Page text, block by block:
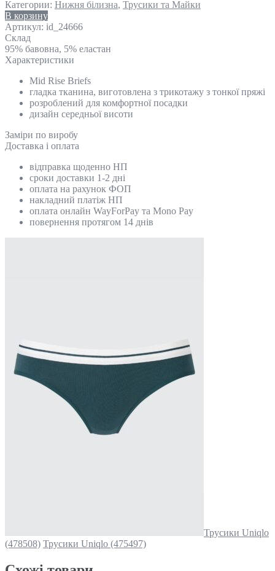
Категории: Нижня білизна, Трусики та Майки
В корзину
Артикул: id_24666
Склад
95% бавовна, 5% еластан
Характеристики
Mid Rise Briefs
гладка тканина, виготовлена ​​з трикотажу з тонкої пряжі
розроблений для комфортної посадки
дизайн середньої висоти
Замiри по виробу
Доставка і оплата
відправка щоденно НП
сроки доставки 1-2 дні
оплата на рахунок ФОП
накладний платіж НП
оплата онлайн WayForPay та Mono Pay
повернення протягом 14 днів
Трусики Uniqlo
(478508) Трусики Uniqlo (475497)